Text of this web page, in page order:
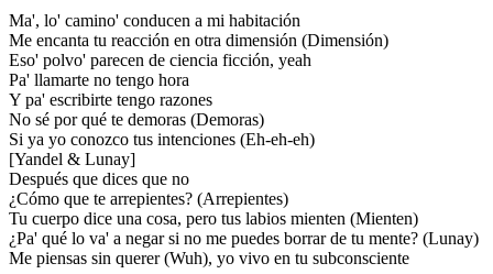
Ma', lo' camino' conducen a mi habitación
Me encanta tu reacción en otra dimensión (Dimensión)
Eso' polvo' parecen de ciencia ficción, yeah
Pa' llamarte no tengo hora
Y pa' escribirte tengo razones
No sé por qué te demoras (Demoras)
Si ya yo conozco tus intenciones (Eh-eh-eh)
[Yandel & Lunay]
Después que dices que no
¿Cómo que te arrepientes? (Arrepientes)
Tu cuerpo dice una cosa, pero tus labios mienten (Mienten)
¿Pa' qué lo va' a negar si no me puedes borrar de tu mente? (Lunay)
Me piensas sin querer (Wuh), yo vivo en tu subconsciente